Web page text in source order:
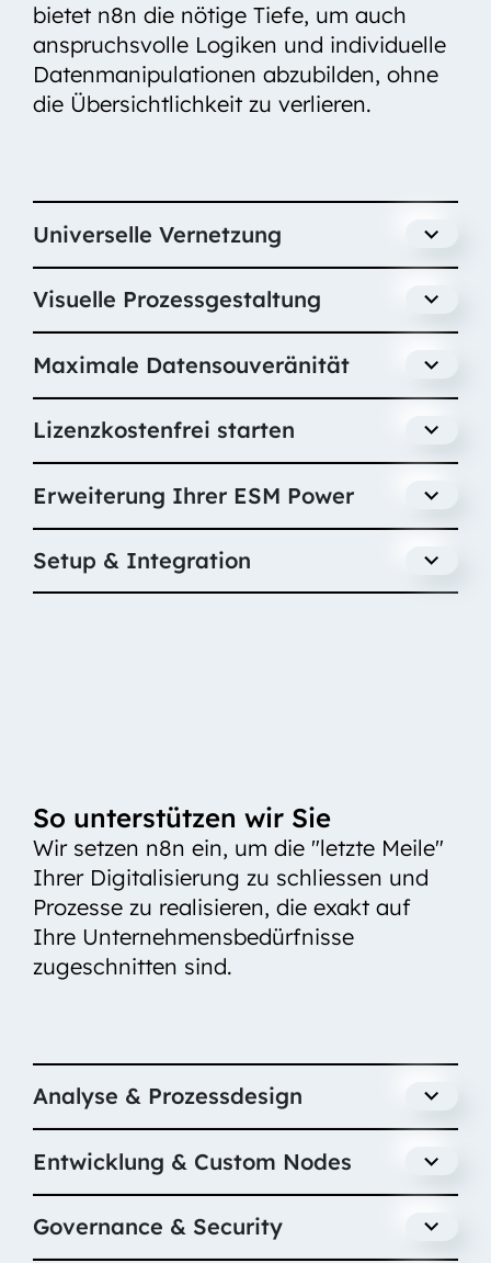
bietet n8n die nötige Tiefe, um auch
anspruchsvolle Logiken und individuelle
Datenmanipulationen abzubilden, ohne
die Übersichtlichkeit zu verlieren.
Universelle Vernetzung
Visuelle Prozessgestaltung
Maximale Datensouveränität
Lizenzkostenfrei starten
Erweiterung Ihrer ESM Power
Setup & Integration
So unterstützen wir Sie
Wir setzen n8n ein, um die "letzte Meile"
Ihrer Digitalisierung zu schliessen und
Prozesse zu realisieren, die exakt auf
Ihre Unternehmensbedürfnisse
zugeschnitten sind.
Analyse & Prozessdesign
Entwicklung & Custom Nodes
Governance & Security